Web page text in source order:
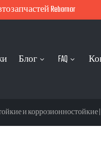
Rebornor
Блог FAQ
и коррозионностойкие |